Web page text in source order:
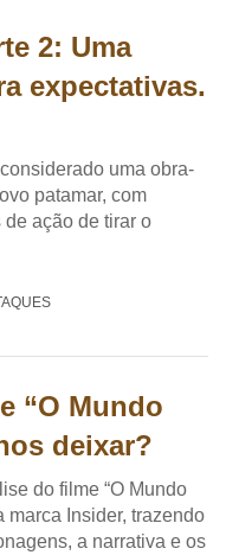
2: Uma
expectativas.
uma obra-
patamar, com
ação de tirar o
“O Mundo
deixar?
do filme “O Mundo
marca Insider, trazendo
a narrativa e os